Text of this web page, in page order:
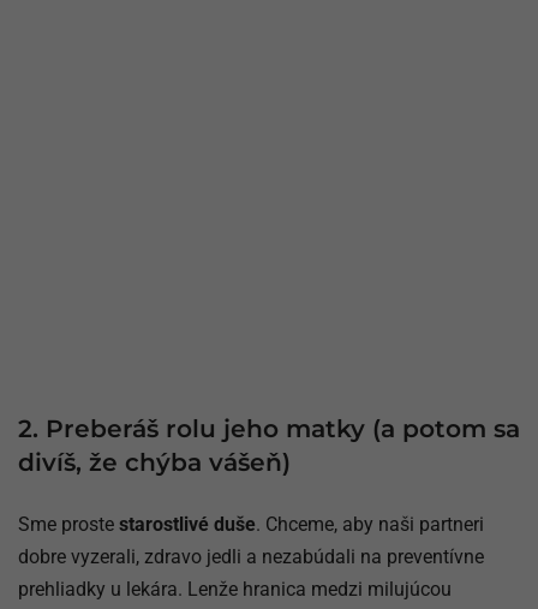
2. Preberáš rolu jeho matky (a potom sa
divíš, že chýba vášeň)
Sme proste starostlivé duše. Chceme, aby naši partneri
dobre vyzerali, zdravo jedli a nezabúdali na preventívne
prehliadky u lekára. Lenže hranica medzi milujúcou